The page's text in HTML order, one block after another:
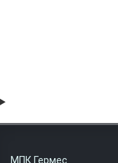
МПК Гермес